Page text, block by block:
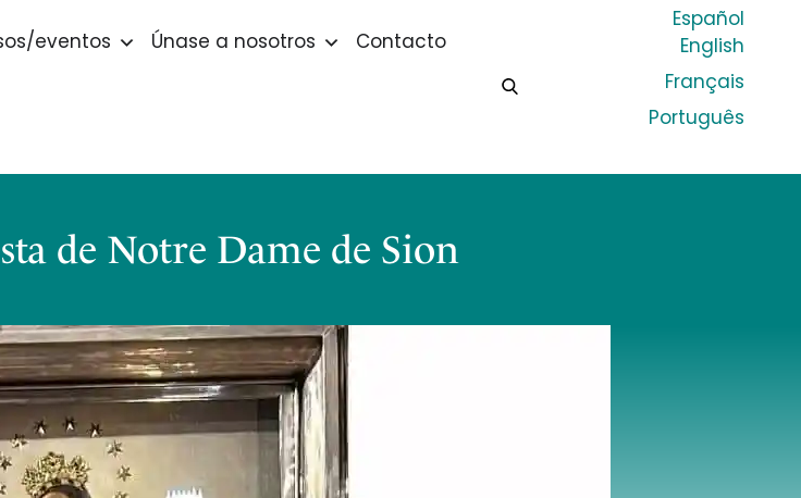
eventos Únase a nosotros Contacto
Español
English
Français
Português
de Notre Dame de Sion